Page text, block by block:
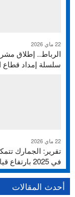
22 ماي 2026
الرباط.. إطلاق
سلسلة إمداد قطاع
22 ماي 2026
في 2025 بارتفاع قياسي بلغ 231%
أحدث المقالات